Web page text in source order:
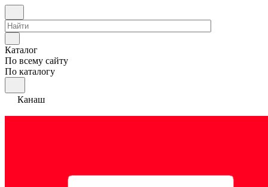
Каталог
По всему сайту
По каталогу
Канаш